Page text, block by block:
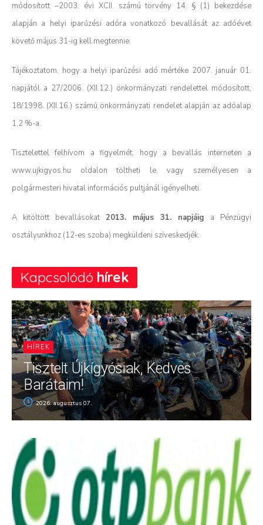
módosított –2003. évi XCII. számú törvény 14. § (1) bekezdése
alapján a helyi iparűzési adóra vonatkozó bevallását az adóévet
követő május 31-ig kell megtennie.
Tájékoztatom, hogy a helyi iparűzési adó mértéke 2007. január 01.
napjától a 27/2006. (XII.12.) önkormányzati rendelettel módosított,
18/1998. (XII.16.) számú önkormányzati rendelet alapján az adóalap
1,2 %-a.
Tisztelettel felhívom a figyelmét, hogy a bevallás interneten a
www.ujkigyos.hu oldalon töltheti le, vagy személyesen a
polgármesteri hivatal információs pultjánál igényelheti.
A kitöltött bevallásokat 2013. május 31. napjáig a Pénzügyi
osztályunkhoz (12-es szoba) megküldeni szíveskedjék.
Kapcsolódó hírek
HÍREK
Tisztelt Újkígyósiak, Kedves
Barátaim!
2026. augusztus 07.